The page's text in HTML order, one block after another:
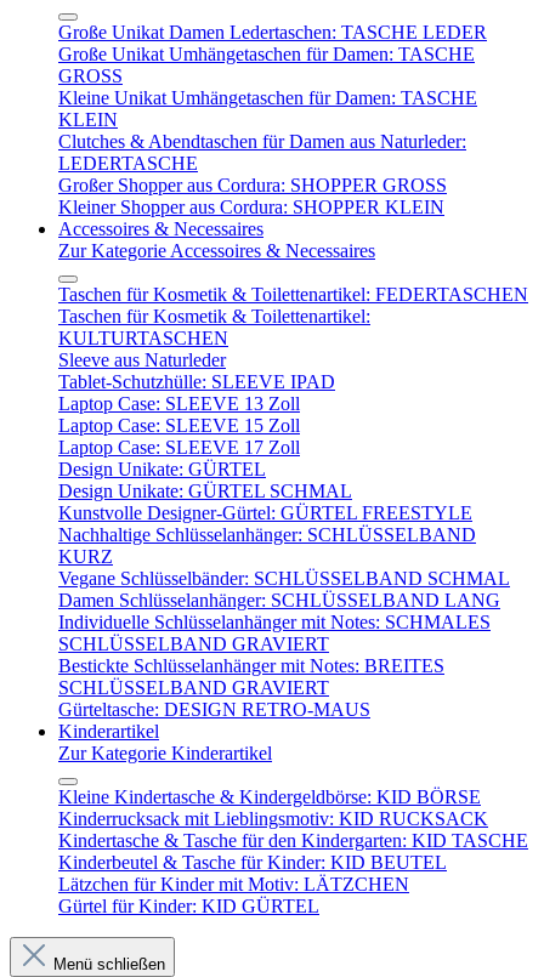
Große Unikat Damen Ledertaschen: TASCHE LEDER
Große Unikat Umhängetaschen für Damen: TASCHE
GROSS
Kleine Unikat Umhängetaschen für Damen: TASCHE
KLEIN
Clutches & Abendtaschen für Damen aus Naturleder:
LEDERTASCHE
Großer Shopper aus Cordura: SHOPPER GROSS
Kleiner Shopper aus Cordura: SHOPPER KLEIN
Accessoires & Necessaires
Zur Kategorie Accessoires & Necessaires
Taschen für Kosmetik & Toilettenartikel: FEDERTASCHEN
Taschen für Kosmetik & Toilettenartikel:
KULTURTASCHEN
Sleeve aus Naturleder
Tablet-Schutzhülle: SLEEVE IPAD
Laptop Case: SLEEVE 13 Zoll
Laptop Case: SLEEVE 15 Zoll
Laptop Case: SLEEVE 17 Zoll
Design Unikate: GÜRTEL
Design Unikate: GÜRTEL SCHMAL
Kunstvolle Designer-Gürtel: GÜRTEL FREESTYLE
Nachhaltige Schlüsselanhänger: SCHLÜSSELBAND
KURZ
Vegane Schlüsselbänder: SCHLÜSSELBAND SCHMAL
Damen Schlüsselanhänger: SCHLÜSSELBAND LANG
Individuelle Schlüsselanhänger mit Notes: SCHMALES
SCHLÜSSELBAND GRAVIERT
Bestickte Schlüsselanhänger mit Notes: BREITES
SCHLÜSSELBAND GRAVIERT
Gürteltasche: DESIGN RETRO-MAUS
Kinderartikel
Zur Kategorie Kinderartikel
Kleine Kindertasche & Kindergeldbörse: KID BÖRSE
Kinderrucksack mit Lieblingsmotiv: KID RUCKSACK
Kindertasche & Tasche für den Kindergarten: KID TASCHE
Kinderbeutel & Tasche für Kinder: KID BEUTEL
Lätzchen für Kinder mit Motiv: LÄTZCHEN
Gürtel für Kinder: KID GÜRTEL
Menü schließen